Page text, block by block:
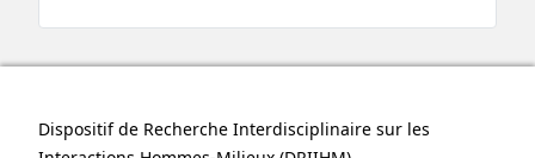
Dispositif de Recherche Interdisciplinaire sur les